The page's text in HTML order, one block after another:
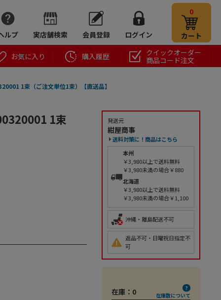
ルプ 実店舗検索 会員登録 ログイン
0
カート
お気に入り 購入履歴
クイックオーダー
商品コード注文
1束（ご注文単位1束）【直送品】
1束 発送元
紺屋商事
送料対策に！商品はこちら
本州
￥3,980以上で送料無料
￥3,980未満の場合￥880
北海道
￥3,980以上で送料無料
￥3,980未満の場合￥1,100
沖縄・離島配送不可
返品不可・日曜祝日指定不
可
在庫： 0 在庫数について